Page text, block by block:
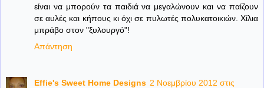
είναι να μπορούν τα παιδιά να μεγαλώνουν και να παίζουν
σε αυλές και κήπους κι όχι σε πυλωτές πολυκατοικιών. Χίλια
μπράβο στον "ξυλουργό"!
Απάντηση
Effie's Sweet Home Designs 2 Νοεμβρίου 2012 στις